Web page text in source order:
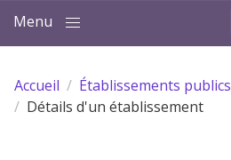
Accueil
Établissements publics
Détails d'un établissement